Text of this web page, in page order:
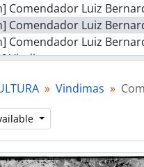
Comendador Luiz
Comendador Luiz
Comendador Luiz
Vindimas
Vindimas
Comendador Luiz
Vindimas